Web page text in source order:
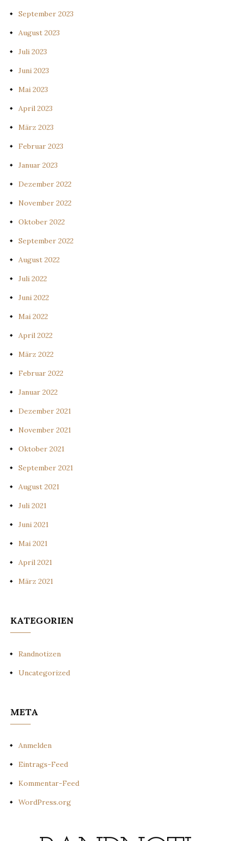
September 2023
August 2023
Juli 2023
Juni 2023
Mai 2023
April 2023
März 2023
Februar 2023
Januar 2023
Dezember 2022
November 2022
Oktober 2022
September 2022
August 2022
Juli 2022
Juni 2022
Mai 2022
April 2022
März 2022
Februar 2022
Januar 2022
Dezember 2021
November 2021
Oktober 2021
September 2021
August 2021
Juli 2021
Juni 2021
Mai 2021
April 2021
März 2021
KATEGORIEN
Randnotizen
Uncategorized
META
Anmelden
Eintrags-Feed
Kommentar-Feed
WordPress.org